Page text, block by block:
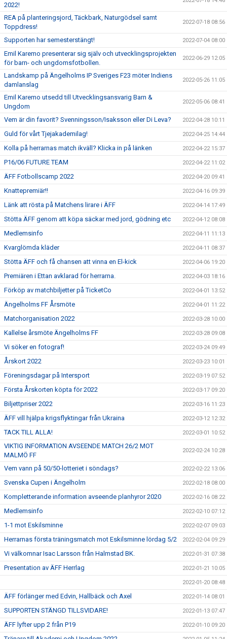
2022!
REA på planteringsjord, Täckbark, Naturgödsel samt
Toppdress!
2022-07-18 08:56
Supporten har semesterstängt! 2022-07-04 08:00
Emil Karemo presenterar sig själv och utvecklingsprojekten
för barn- och ungdomsfotbollen.
2022-06-29 12:05
Landskamp på Ängelholms IP Sveriges F23 möter Indiens
damlanslag
2022-05-26 11:05
Emil Karemo utsedd till Utvecklingsansvarig Barn &
Ungdom
2022-05-06 08:41
Vem är din favorit? Svenningsson/Isaksson eller Di Leva? 2022-04-28 10:11
Guld för vårt Tjejakademilag! 2022-04-25 14:44
Kolla på herrarnas match ikväll? Klicka in på länken 2022-04-22 15:37
P16/06 FUTURE TEAM 2022-04-22 11:02
ÄFF Fotbollscamp 2022 2022-04-20 09:41
Knattepremiär!! 2022-04-16 09:39
Länk att rösta på Matchens lirare i ÄFF 2022-04-14 17:49
Stötta ÄFF genom att köpa säckar med jord, gödning etc 2022-04-12 08:08
Medlemsinfo 2022-04-11 11:13
Kvarglömda kläder 2022-04-11 08:37
Stötta ÄFF och få chansen att vinna en El-kick 2022-04-06 19:20
Premiären i Ettan avklarad för herrarna. 2022-04-03 18:16
Förköp av matchbiljetter på TicketCo 2022-04-01 13:52
Ängelholms FF Årsmöte 2022-04-01 11:22
Matchorganisation 2022 2022-03-28 10:00
Kallelse årsmöte Ängelholms FF 2022-03-28 09:08
Vi söker en fotograf! 2022-03-24 09:49
Årskort 2022 2022-03-23 10:01
Föreningsdagar på Intersport 2022-03-19 07:52
Första Årskorten köpta för 2022 2022-03-17 09:20
Biljettpriser 2022 2022-03-16 11:23
ÄFF vill hjälpa krigsflyktingar från Ukraina 2022-03-12 12:32
TACK TILL ALLA! 2022-03-01 10:52
VIKTIG INFORMATION AVSEENDE MATCH 26/2 MOT
MALMÖ FF
2022-02-24 10:28
Vem vann på 50/50-lotteriet i söndags? 2022-02-22 13:06
Svenska Cupen i Ängelholm 2022-02-18 08:00
Kompletterande information avseende planhyror 2020 2022-02-16 08:22
Medlemsinfo 2022-02-10 07:12
1-1 mot Eskilsminne 2022-02-07 09:03
Herrarnas första träningsmatch mot Eskilsminne lördag 5/2 2022-02-04 09:29
Vi välkomnar Isac Larsson från Halmstad BK. 2022-01-31 07:38
Presentation av ÄFF Herrlag 2022-01-21 10:05
2022-01-20 08:48
ÄFF förlänger med Edvin, Hallbäck och Axel 2022-01-14 08:01
SUPPORTEN STÄNGD TILLSVIDARE! 2022-01-13 07:47
ÄFF lyfter upp 2 från P19 2022-01-10 09:20